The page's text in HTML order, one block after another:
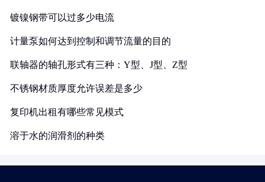
镀镍钢带可以过多少电流
计量泵如何达到控制和调节流量的目的
联轴器的轴孔形式有三种：Y型、J型、Z型
不锈钢材质厚度允许误差是多少
复印机出租有哪些常见模式
溶于水的润滑剂的种类